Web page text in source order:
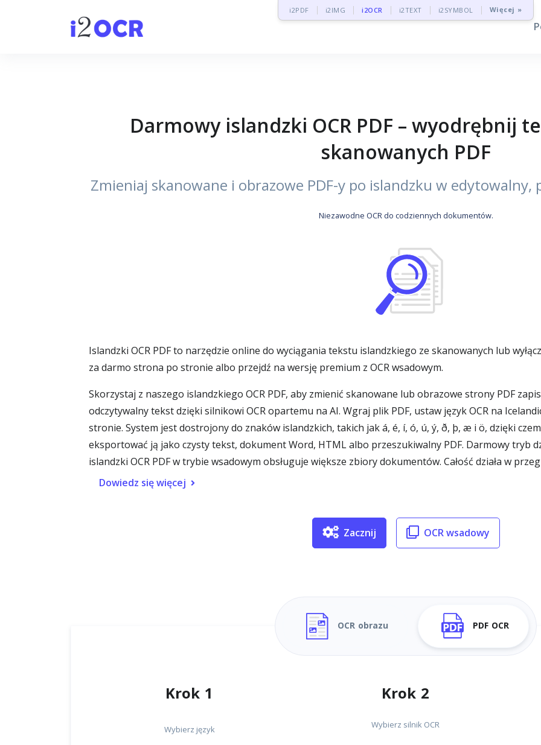
i2PDF i2IMG i2OCR i2TEXT i2SYMBOL Więcej »
Darmowy islandzki OCR PDF – wyodrębnij
skanowanych PDF
Zmieniaj skanowane i obrazowe PDF-y po islandzku w
Niezawodne OCR do codziennych dokumentów.
Islandzki OCR PDF to narzędzie online do wyciągania tekstu islandzkiego ze skanowanych lub
za darmo strona po stronie albo przejdź na wersję premium z OCR wsadowym.
Skorzystaj z naszego islandzkiego OCR PDF, aby zmienić skanowane lub obrazowe strony PDF
odczytywalny tekst dzięki silnikowi OCR opartemu na AI. Wgraj plik PDF, ustaw język OCR na
stronie. System jest dostrojony do znaków islandzkich, takich jak á, é, í, ó, ú, ý, ð, þ, æ i ö, dzięki
eksportować ją jako czysty tekst, dokument Word, HTML albo przeszukiwalny PDF. Darmowy tryb
islandzki OCR PDF w trybie wsadowym obsługuje większe zbiory dokumentów. Całość działa w
Dowiedz się więcej
Zacznij OCR wsadowy
OCR obrazu PDF OCR
Krok 1
Wybierz język
Krok 2
Wybierz silnik OCR